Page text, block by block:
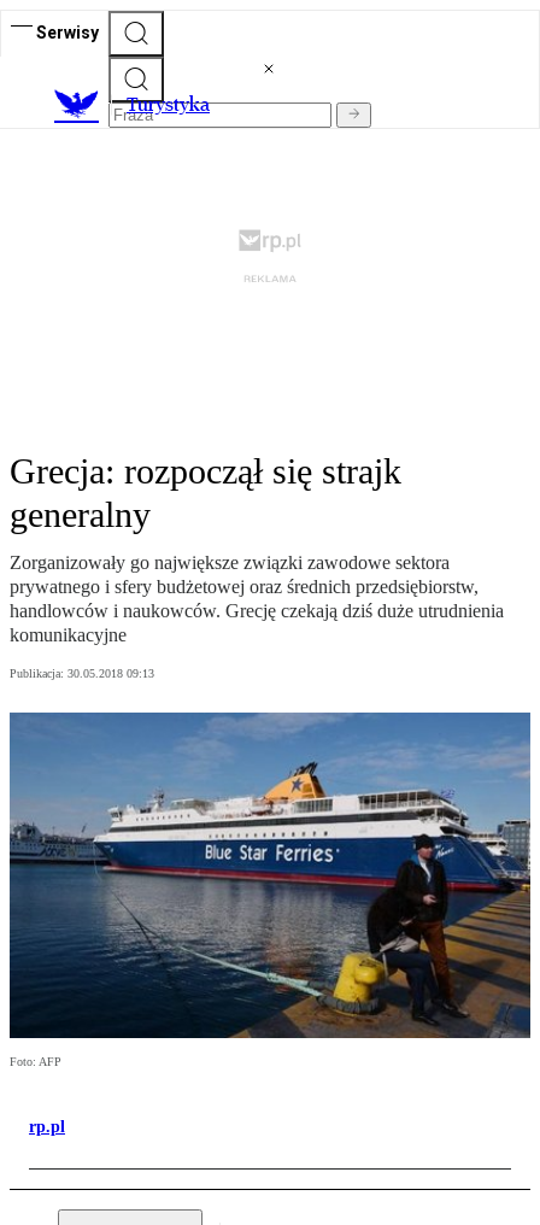
Serwisy
Turystyka
Grecja: rozpoczął się strajk
generalny
Zorganizowały go największe związki zawodowe sektora
prywatnego i sfery budżetowej oraz średnich przedsiębiorstw,
handlowców i naukowców. Grecję czekają dziś duże utrudnienia
komunikacyjne
Publikacja: 30.05.2018 09:13
Foto: AFP
rp.pl